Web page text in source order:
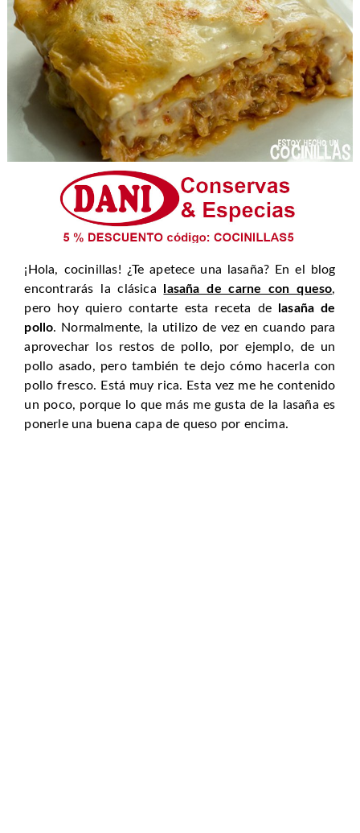
¡Hola, cocinillas! ¿Te apetece una lasaña? En el blog
encontrarás la clásica
lasaña de carne con queso,
pero hoy quiero contarte esta receta de
lasaña de
pollo. Normalmente, la utilizo de vez en cuando para
aprovechar los restos de pollo, por ejemplo, de un
pollo asado, pero también te dejo cómo hacerla con
pollo fresco. Está muy rica. Esta vez me he contenido
un poco, porque lo que más me gusta de la lasaña es
ponerle una buena capa de queso por encima.